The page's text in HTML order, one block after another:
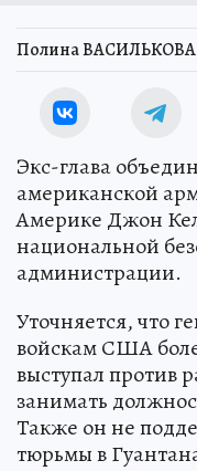
Полина ВАСИЛЬКОВА
Экс-глава
американской
Америке Джон
национальной
администрации.
Уточняется, что
войскам США
выступал
занимать
Также он не
тюрьмы в